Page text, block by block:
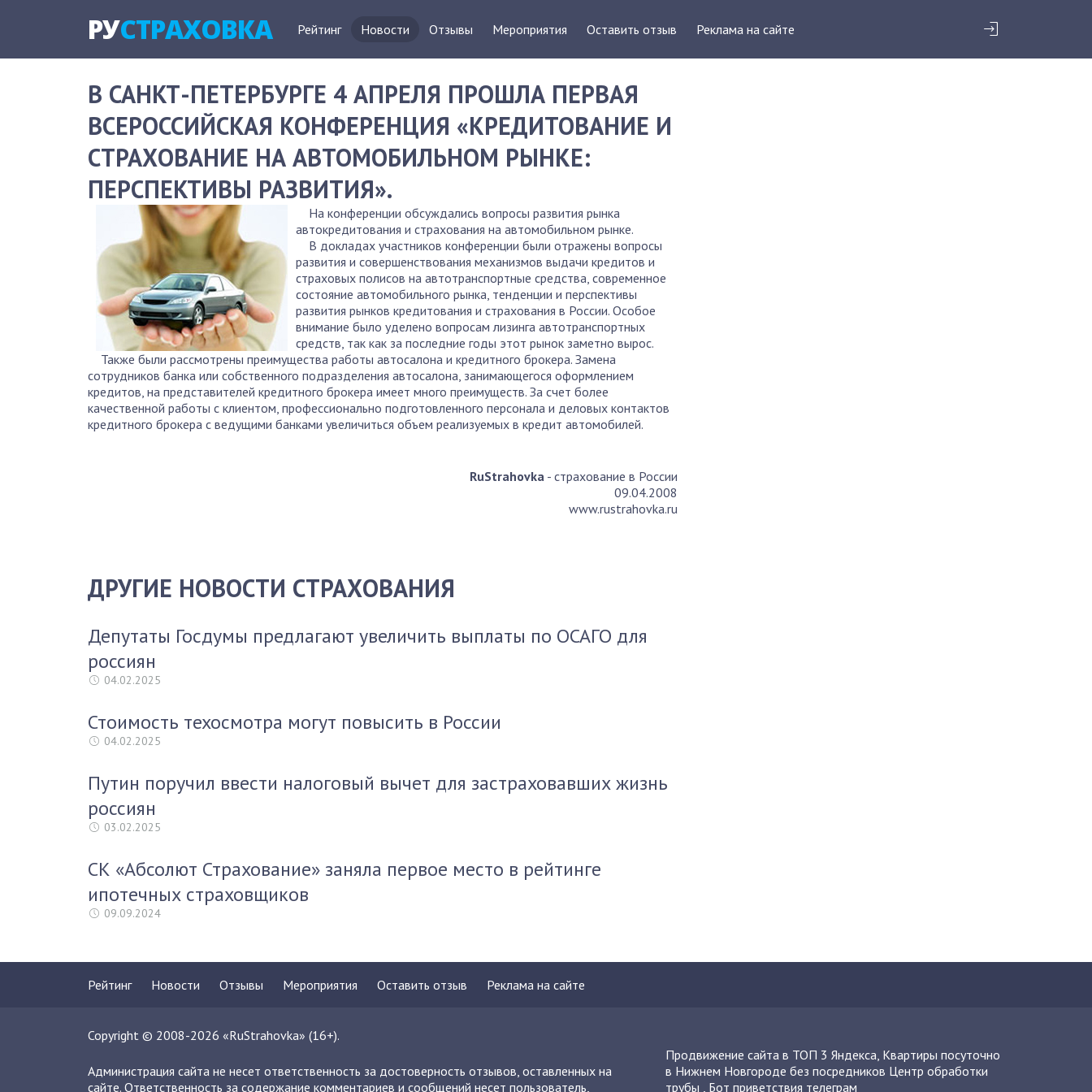
РУСТРАХОВКА Рейтинг Новости Отзывы Мероприятия Оставить отзыв Реклама на сайте
В САНКТ-ПЕТЕРБУРГЕ 4 АПРЕЛЯ ПРОШЛА ПЕРВАЯ
ВСЕРОССИЙСКАЯ КОНФЕРЕНЦИЯ «КРЕДИТОВАНИЕ И
СТРАХОВАНИЕ НА АВТОМОБИЛЬНОМ РЫНКЕ:
ПЕРСПЕКТИВЫ РАЗВИТИЯ».
На конференции обсуждались вопросы развития рынка
автокредитования и страхования на автомобильном рынке.
В докладах участников конференции были отражены вопросы
развития и совершенствования механизмов выдачи кредитов и
страховых полисов на автотранспортные средства, современное
состояние автомобильного рынка, тенденции и перспективы
развития рынков кредитования и страхования в России. Особое
внимание было уделено вопросам лизинга автотранспортных
средств, так как за последние годы этот рынок заметно вырос.
Также были рассмотрены преимущества работы автосалона и кредитного брокера. Замена
сотрудников банка или собственного подразделения автосалона, занимающегося оформлением
кредитов, на представителей кредитного брокера имеет много преимуществ. За счет более
качественной работы с клиентом, профессионально подготовленного персонала и деловых контактов
кредитного брокера с ведущими банками увеличиться объем реализуемых в кредит автомобилей.
RuStrahovka- страхование в России
09.04.2008
www.rustrahovka.ru
ДРУГИЕ НОВОСТИ СТРАХОВАНИЯ
Депутаты Госдумы предлагают увеличить выплаты по ОСАГО для
россиян
04.02.2025
Стоимость техосмотра могут повысить в России
04.02.2025
Путин поручил ввести налоговый вычет для застраховавших жизнь
россиян
03.02.2025
СК «Абсолют Страхование» заняла первое место в рейтинге
ипотечных страховщиков
09.09.2024
Рейтинг Новости Отзывы Мероприятия Оставить отзыв Реклама на сайте
Copyright © 2008-2026 «RuStrahovka» (16+).
Администрация сайта не несет ответственность за достоверность отзывов, оставленных на
сайте. Ответственность за содержание комментариев и сообщений несет пользователь,
Продвижение сайта в ТОП 3 Яндекса, Квартиры посуточно
в Нижнем Новгороде без посредников Центр обработки
трубы , Бот приветствия телеграм